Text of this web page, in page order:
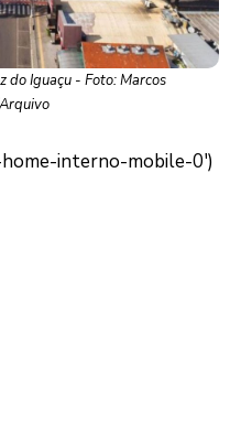
do Iguaçu - Foto: Marcos